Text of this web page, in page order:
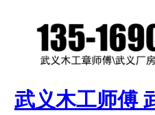
武义木工师傅